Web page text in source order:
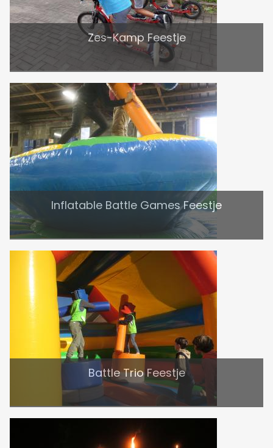
Zes-Kamp Feestje
Inflatable Battle Games Feestje
Battle Trio Feestje